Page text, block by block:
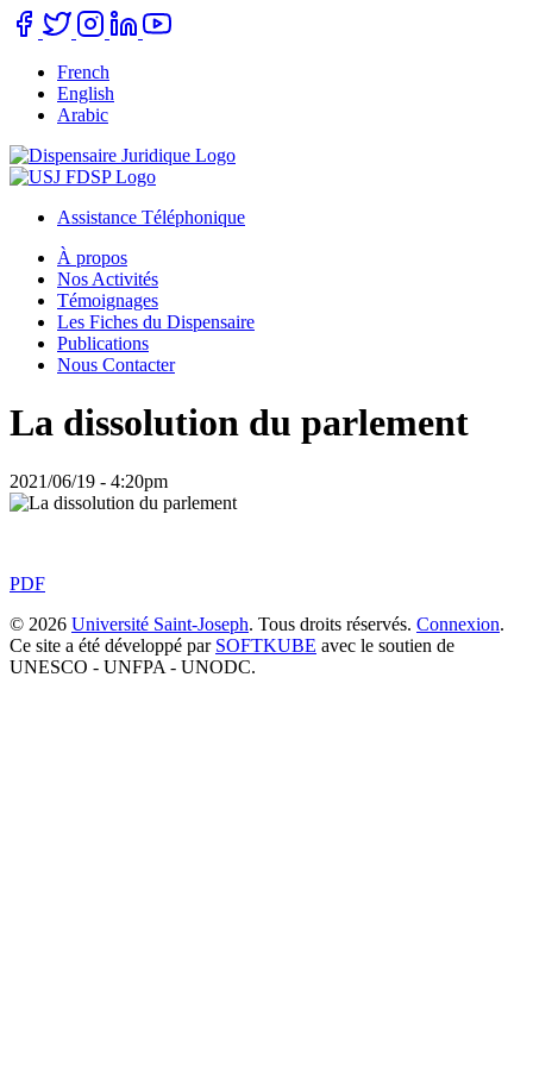
Skip
to
content
French
English
Arabic
Buttons
navigation
Assistance Téléphonique
Main
navigation
À propos
Nos Activités
Témoignages
Les Fiches du Dispensaire
Publications
Nous Contacter
La dissolution du parlement
2021/06/19 - 4:20pm
PDF
© 2026 Université Saint-Joseph. Tous droits réservés. Connexion.
Ce site a été développé par SOFTKUBE avec le soutien de
UNESCO - UNFPA - UNODC.